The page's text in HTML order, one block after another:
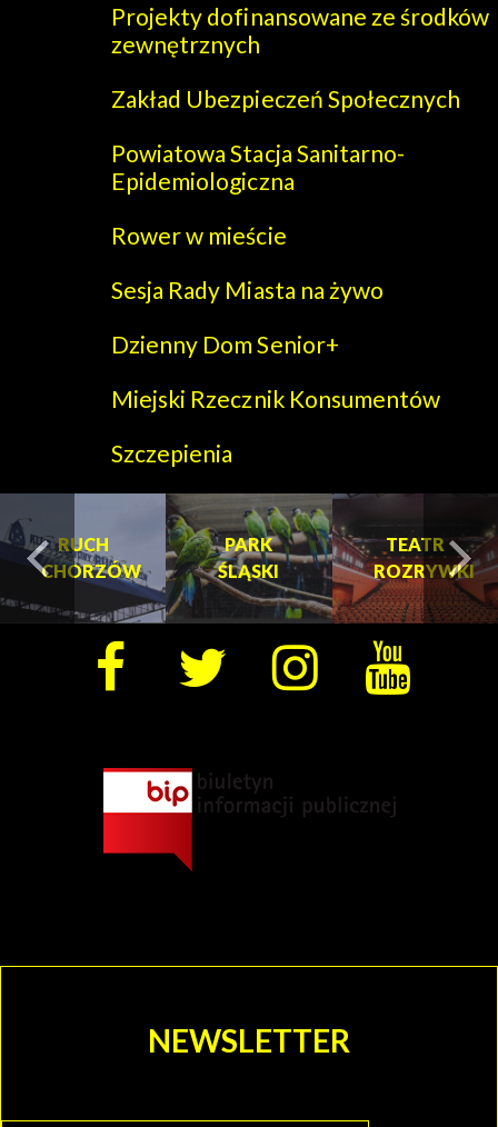
Projekty dofinansowane ze środków
zewnętrznych
Zakład Ubezpieczeń Społecznych
Powiatowa Stacja Sanitarno-
Epidemiologiczna
Rower w mieście
Sesja Rady Miasta na żywo
Dzienny Dom Senior+
Miejski Rzecznik Konsumentów
Szczepienia
PARK
ŚLĄSKI
TEATR
ROZRYWKI
PARK
ŚLĄSKI
TEATR
CHORZOWSKIE
CENTRUM
KULTURY
turysta.Previous
NEWSLETTER